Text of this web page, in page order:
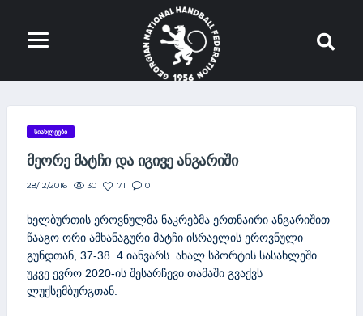
ᲡᲘᲐᲮᲚᲔᲔᲑᲘ
ᲛᲔᲝᲠᲔ ᲛᲐᲢᲩᲘ ᲓᲐ ᲘᲒᲘᲕᲔ ᲐᲜᲒᲐᲠᲘᲨᲘ
28/12/2016 30 71 0
ხელბურთის ეროვნულმა ნაკრებმა ერთნაირი ანგარიშით
წააგო ორი ამხანაგური მატჩი ისრაელის ეროვნული
გუნდთან, 37-38. 4 იანვარს ახალ სპორტის სასახლეში
უკვე ევრო 2020-ის შესარჩევი თამაში გვაქვს
ლუქსემბურგთან.